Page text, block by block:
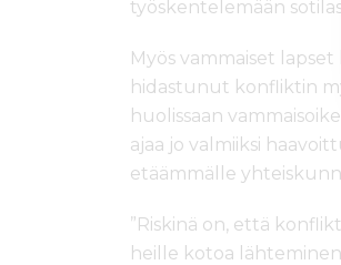
työskentelemään
Myös vammaiset
hidastunut konfliktin
huolissaan
ajaa jo valmiiksi
etäämmälle
”Riskinä on, että
heille kotoa